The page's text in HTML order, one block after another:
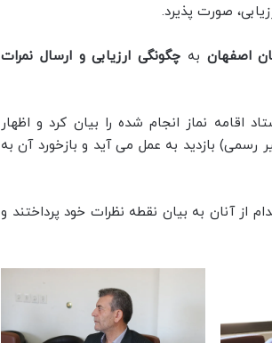
صورت پذیرد.
اصفهان به چگونگی ارزیابی و ارسال نمرات
نماز انجام شده را بیان کرد و اظهار
بازدید به عمل می آید و بازخورد آن به
از آنان به بیان نقطه نظرات خود پرداختند و